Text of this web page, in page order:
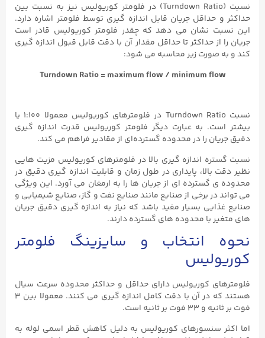
نسبت (Turndown Ratio) در فلومتر کوریولیس نیز به نسبت بین
حداکثر و حداقل جریان قابل اندازه‌ گیری توسط فلومتر اشاره دارد.
این نسبت نشان می‌ دهد که چقدر فلومتر کوریولیس قادر است
جریان را از حداکثر تا حداقل مقدار آن با دقت قابل قبول اندازه‌ گیری
کند و به صورت زیر محاسبه می شود:
Turndown Ratio = maximum flow / minimum flow
نسبت Turndown Ratio در فلومترهای کوریولیس معمولا ۱:۱۰۰ یا
بیشتر است. به عبارت دیگر فلومتر کوریولیس قدرت اندازه‌ گیری
دقیق جریان را در محدوده گسترده‌ای از مقادیر فراهم می‌ کند.
نسبت گستره اندازه گیری بالا در فلومترهای کوریولیس مزیت‌ هایی
نظیر دقت بالا، پایداری در طول زمان و قابلیت اندازه‌ گیری دقیق در
محدوده‌ ی گسترده‌ ای از جریان‌ ها را به ارمغان می‌ آورد. این ویژگی
می‌ تواند در برخی از صنایع مانند صنایع نفت و گاز، صنایع شیمیایی و
صنایع غذایی بسیار مفید باشد که نیاز به اندازه‌ گیری دقیق جریان‌
های متغیر با محدوده‌ های گسترده دارند.
نحوه انتخاب و سایزینگ فلومتر
کوریولیس
فلومترهای کوریولیس دارای حداقل و حداکثر محدوده سرعت سیال
هستند که در آن با دقت کامل اندازه گیری می کنند. معمولا بین ۳
فوت بر ثانیه و ۳۳ فوت بر ثانیه است.
اما اکثر سنسورهای کوریولیس به دلیل کاهش قطر اسمی لوله به